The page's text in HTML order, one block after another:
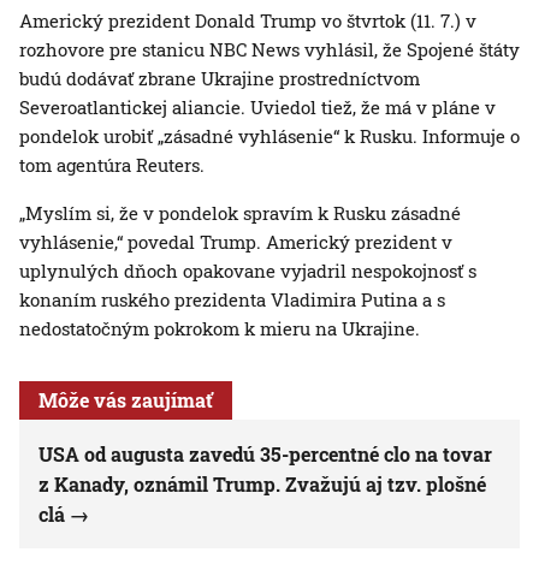
Americký prezident Donald Trump vo štvrtok (11. 7.) v
rozhovore pre stanicu NBC News vyhlásil, že Spojené štáty
budú dodávať zbrane Ukrajine prostredníctvom
Severoatlantickej aliancie. Uviedol tiež, že má v pláne v
pondelok urobiť „zásadné vyhlásenie“ k Rusku. Informuje o
tom agentúra Reuters.
„Myslím si, že v pondelok spravím k Rusku zásadné
vyhlásenie,“ povedal Trump. Americký prezident v
uplynulých dňoch opakovane vyjadril nespokojnosť s
konaním ruského prezidenta Vladimira Putina a s
nedostatočným pokrokom k mieru na Ukrajine.
Môže vás zaujímať
USA od augusta zavedú 35-percentné clo na tovar
z Kanady, oznámil Trump. Zvažujú aj tzv. plošné
clá